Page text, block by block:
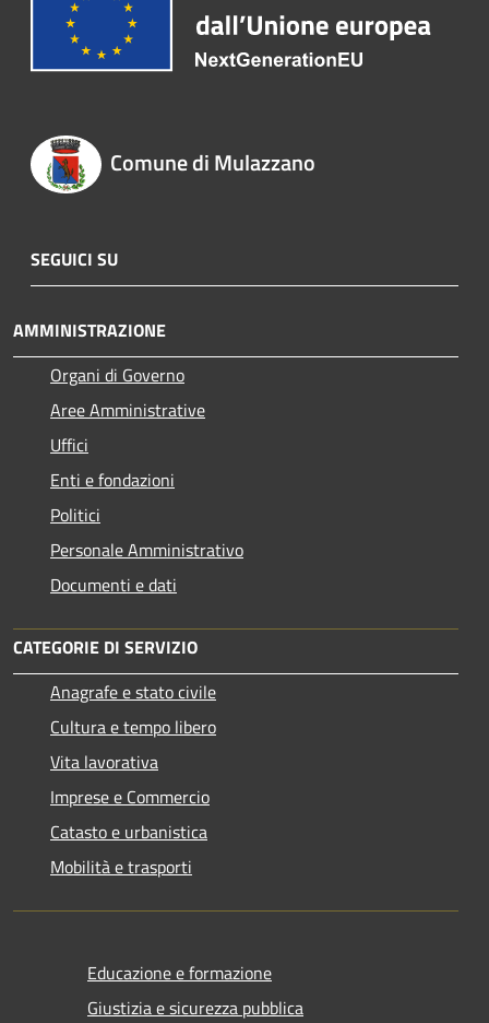
Comune di Mulazzano
SEGUICI SU
AMMINISTRAZIONE
Organi di Governo
Aree Amministrative
Uffici
Enti e fondazioni
Politici
Personale Amministrativo
Documenti e dati
CATEGORIE DI SERVIZIO
Anagrafe e stato civile
Cultura e tempo libero
Vita lavorativa
Imprese e Commercio
Catasto e urbanistica
Mobilità e trasporti
Educazione e formazione
Giustizia e sicurezza pubblica